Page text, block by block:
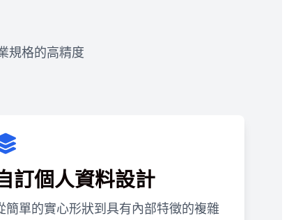
規格的高精度
訂個人資料設計
簡單的實心形狀到具有內部特徵的複雜